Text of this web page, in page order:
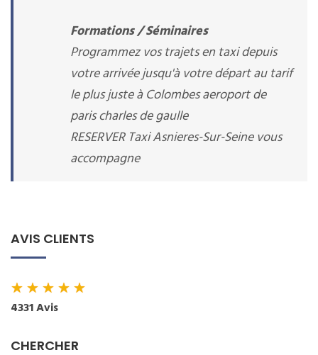
Formations / Séminaires
Programmez vos trajets en taxi depuis
votre arrivée jusqu'à votre départ au tarif
le plus juste à Colombes aeroport de
paris charles de gaulle
RESERVER Taxi Asnieres-Sur-Seine vous
accompagne
AVIS CLIENTS
★★★★★
4331 Avis
CHERCHER